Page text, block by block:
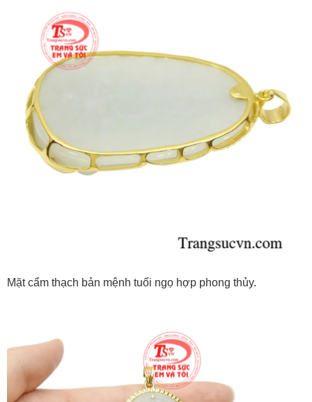
Mặt cẩm thạch bản mệnh tuổi ngọ hợp phong thủy.